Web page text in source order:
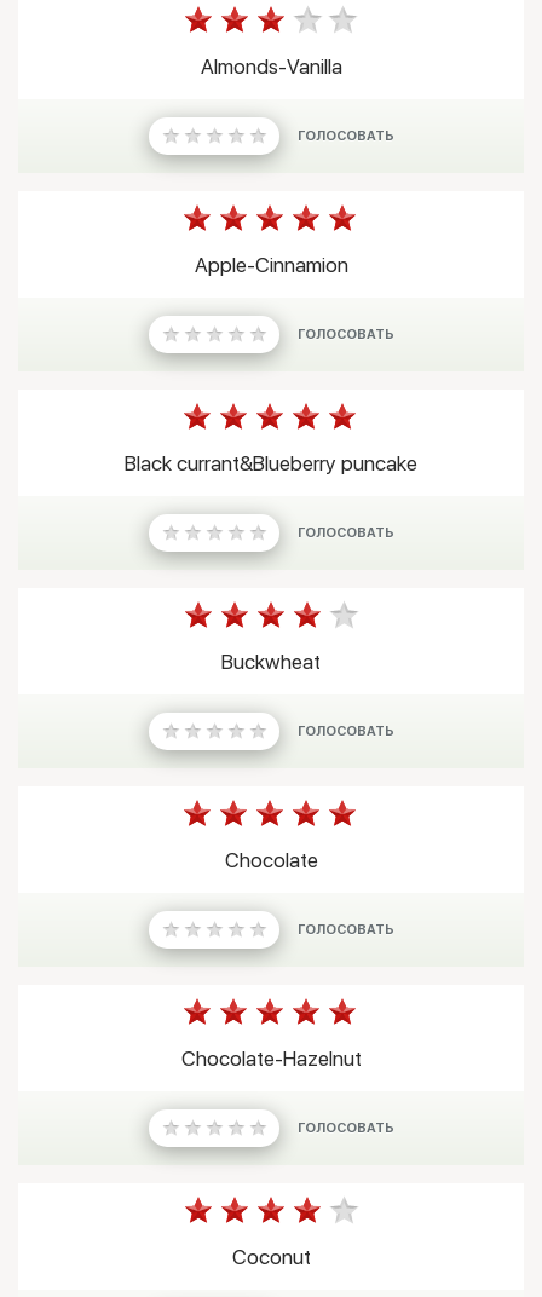
Almonds-Vanilla
ГОЛОСОВАТЬ
Apple-Cinnamion
ГОЛОСОВАТЬ
Black currant&Blueberry puncake
ГОЛОСОВАТЬ
Buckwheat
ГОЛОСОВАТЬ
Chocolate
ГОЛОСОВАТЬ
Chocolate-Hazelnut
ГОЛОСОВАТЬ
Coconut